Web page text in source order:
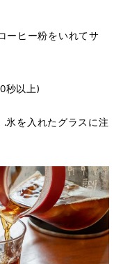
ーヒー粉をいれてサ
秒以上)
氷を入れたグラスに注